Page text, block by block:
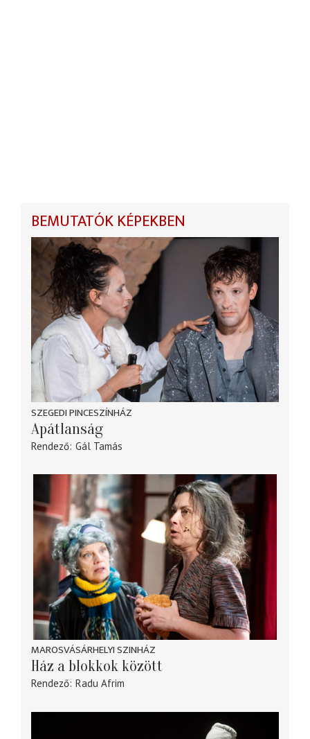
BEMUTATÓK KÉPEKBEN
SZEGEDI PINCESZÍNHÁZ
Apátlanság
Rendező Gál Tamás
MAROSVÁSÁRHELYI SZINHÁZ
Ház a blokkok között
Rendező Radu Afrim